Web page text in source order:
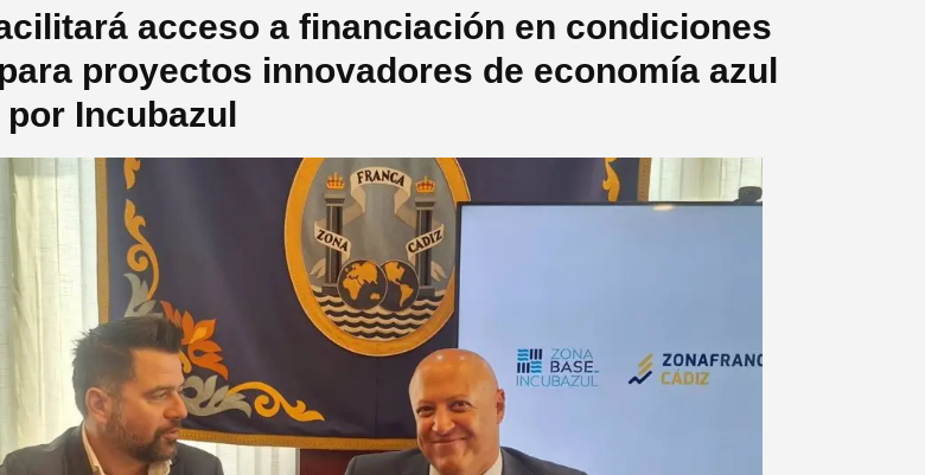
acceso a financiación en condiciones
proyectos innovadores de economía azul
Incubazul